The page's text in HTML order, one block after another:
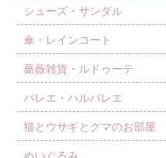
シューズ・サンダル
傘・レインコート
薔薇雑貨・ルドゥーテ
バレエ・ハルバレエ
猫とウサギとクマのお部屋
ぬいぐるみ